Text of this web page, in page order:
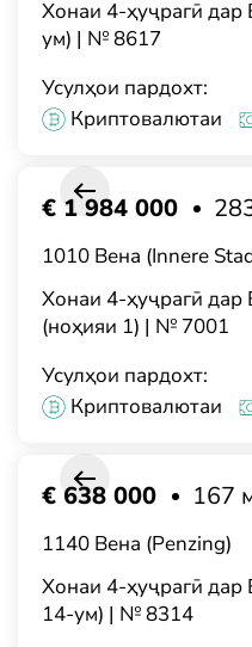
Хонаи 4-ҳуҷрагӣ дар
ум) | № 8617
Усулҳои пардохт:
Криптовалютаи
Хонаи 4-ҳуҷрагӣ дар
(ноҳияи 1) | № 7001
€ 1 984 000
1010 Вена (Innere
Усулҳои пардохт:
Криптовалютаи
Хонаи 4-ҳуҷрагӣ дар
14-ум) | № 8314
€ 638 000 167
1140 Вена (Penzing)